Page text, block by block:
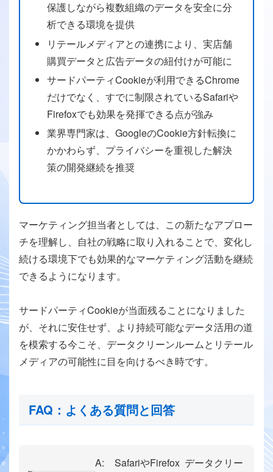
保護しながら複数組織のデータを安全に分
析できる環境を提供
リテールメディアとの連携により、実店舗
購買データと広告データの紐付けが可能に
サードパーティCookieが利用できるChrome
だけでなく、すでに制限されているSafariや
Firefoxでも効果を発揮できる点が強み
業界専門家は、GoogleのCookie方針転換に
かかわらず、プライバシーを重視した解決
策の開発継続を推奨
マーケティング担当者としては、この新たなアプロー
チを理解し、自社の戦略に取り入れることで、変化し
続ける環境下でも効果的なマーケティング活動を継続
できるようになります。
サードパーティCookieが当面残ることになりました
が、それに安住せず、より持続可能なデータ活用の道
を模索する今こそ、データクリーンルームとリテール
メディアの可能性に目を向けるべき時です。
FAQ：よくある質問と回答
A:
SafariやFirefox データクリー